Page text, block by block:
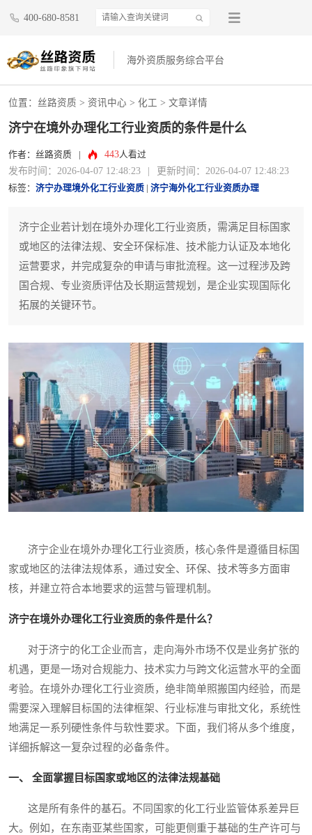
400-680-8581
海外资质服务综合平台
位置： 丝路资质 > 资讯中心 > 化工 > 文章详情
济宁在境外办理化工行业资质的条件是什么
作者：丝路资质 443人看过
发布时间：2026-04-07 12:48:23 更新时间：2026-04-07 12:48:23
标签： 济宁办理境外化工行业资质 济宁海外化工行业资质办理
济宁企业若计划在境外办理化工行业资质，需满足目标国家
或地区的法律法规、安全环保标准、技术能力认证及本地化
运营要求，并完成复杂的申请与审批流程。这一过程涉及跨
国合规、专业资质评估及长期运营规划，是企业实现国际化
拓展的关键环节。
济宁企业在境外办理化工行业资质，核心条件是遵循目标国
家或地区的法律法规体系，通过安全、环保、技术等多方面审
核，并建立符合本地要求的运营与管理机制。
济宁在境外办理化工行业资质的条件是什么？
对于济宁的化工企业而言，走向海外市场不仅是业务扩张的
机遇，更是一场对合规能力、技术实力与跨文化运营水平的全面
考验。在境外办理化工行业资质，绝非简单照搬国内经验，而是
需要深入理解目标国的法律框架、行业标准与审批文化，系统性
地满足一系列硬性条件与软性要求。下面，我们将从多个维度，
详细拆解这一复杂过程的必备条件。
一、 全面掌握目标国家或地区的法律法规基础
这是所有条件的基石。不同国家的化工行业监管体系差异巨
大。例如，在东南亚某些国家，可能更侧重于基础的生产许可与